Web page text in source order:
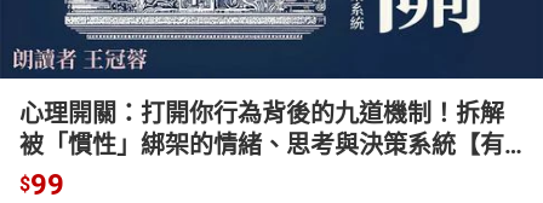
心理開關：打開你行為背後的九道機制！拆解
被「慣性」綁架的情緒、思考與決策系統【有
聲書】
$99